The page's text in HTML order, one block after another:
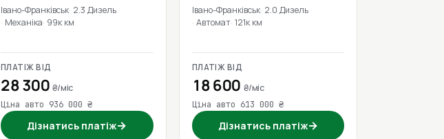
Івано-Франківськ 2.3 Дизель
Механіка 99к км
ПЛАТІЖ ВІД
28 300 ₴/міс
Ціна авто 936 000 ₴
Дізнатись платіж→
Івано-Франківськ 2.0 Дизель
Автомат 121к км
ПЛАТІЖ ВІД
18 600 ₴/міс
Ціна авто 613 000 ₴
Дізнатись платіж→